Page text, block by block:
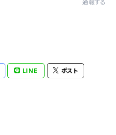
通報する
LINE ポスト